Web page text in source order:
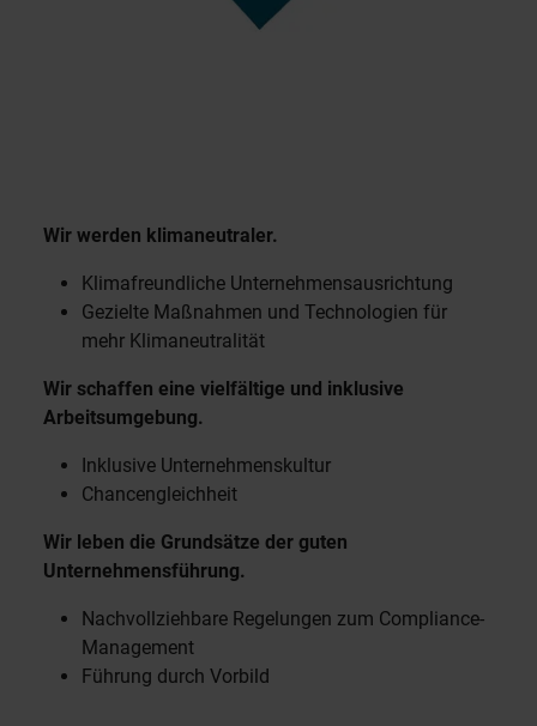
Wir werden klimaneutraler.
Klimafreundliche Unternehmensausrichtung
Gezielte Maßnahmen und Technologien für
mehr Klimaneutralität
Wir schaffen eine vielfältige und inklusive
Arbeitsumgebung.
Inklusive Unternehmenskultur
Chancengleichheit
Wir leben die Grundsätze der guten
Unternehmensführung.
Nachvollziehbare Regelungen zum Compliance-
Management
Führung durch Vorbild